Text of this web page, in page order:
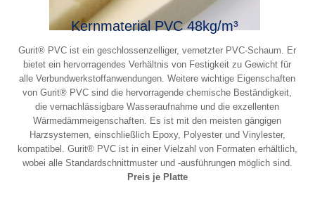
Kernmaterial PVC 48kg/m³
Gurit® PVC ist ein geschlossenzelliger, vernetzter PVC-Schaum. Er
bietet ein hervorragendes Verhältnis von Festigkeit zu Gewicht für
alle Verbundwerkstoffanwendungen. Weitere wichtige Eigenschaften
von Gurit® PVC sind die hervorragende chemische Beständigkeit,
die vernachlässigbare Wasseraufnahme und die exzellenten
Wärmedämmeigenschaften. Es ist mit den meisten gängigen
Harzsystemen, einschließlich Epoxy, Polyester und Vinylester,
kompatibel. Gurit® PVC ist in einer Vielzahl von Formaten erhältlich,
wobei alle Standardschnittmuster und -ausführungen möglich sind.
Preis je Platte